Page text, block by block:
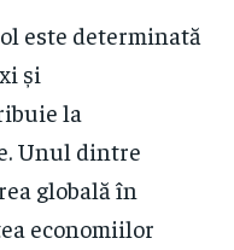
este determinată
și
la
Unul dintre
globală în
economiilor